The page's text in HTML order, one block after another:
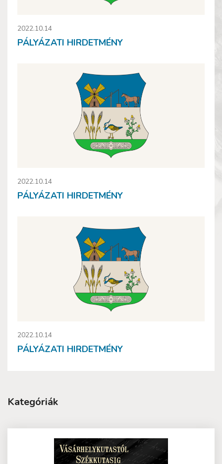
2022.10.14
PÁLYÁZATI HIRDETMÉNY
2022.10.14
PÁLYÁZATI HIRDETMÉNY
2022.10.14
PÁLYÁZATI HIRDETMÉNY
Kategóriák